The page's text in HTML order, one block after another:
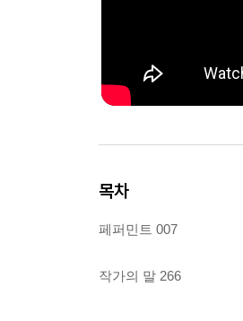
목차
페퍼민트 007
작가의 말 266